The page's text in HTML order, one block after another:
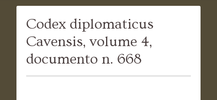
Codex diplomaticus
Cavensis, volume 4,
documento n. 668